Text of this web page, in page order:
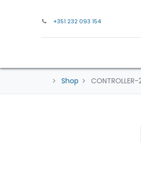
+351 232 093 154
Shop